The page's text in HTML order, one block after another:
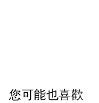
您可能也喜歡